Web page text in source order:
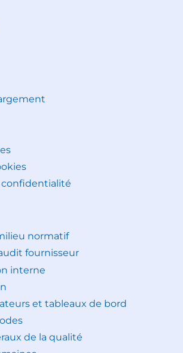
confidentialité
normatif
fournisseur
interne
et tableaux de bord
de la qualité